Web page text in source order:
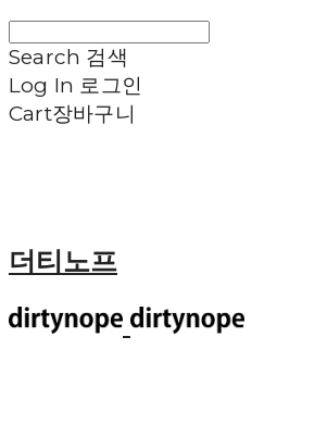
Search 검색
Log In 로그인
Cart장바구니
더티노프